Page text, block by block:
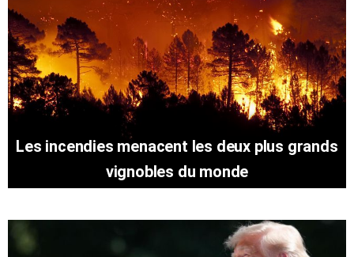
Les incendies menacent les deux plus grands
vignobles du monde